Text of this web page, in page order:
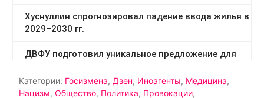
Категории: Госизмена, Дзен, Иноагенты, Медицина,
Нацизм, Общество, Политика, Провокации,